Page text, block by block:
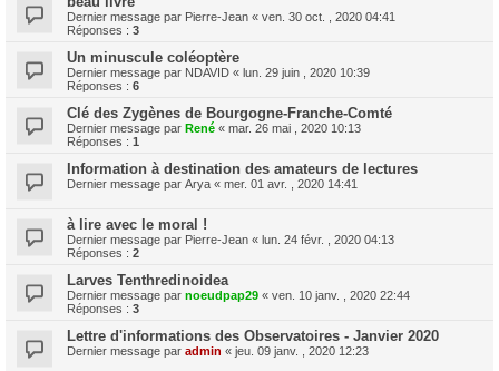
Dernier message par Pierre-Jean « ven. 30 oct. , 2020 04:41
Réponses : 3
Un minuscule coléoptère
Dernier message par NDAVID « lun. 29 juin , 2020 10:39
Réponses : 6
Clé des Zygènes de Bourgogne-Franche-Comté
Dernier message par René « mar. 26 mai , 2020 10:13
Réponses : 1
Information à destination des amateurs de lectures
Dernier message par Arya « mer. 01 avr. , 2020 14:41
à lire avec le moral !
Dernier message par Pierre-Jean « lun. 24 févr. , 2020 04:13
Réponses : 2
Larves Tenthredinoidea
Dernier message par noeudpap29 « ven. 10 janv. , 2020 22:44
Réponses : 3
Lettre d'informations des Observatoires - Janvier 2020
Dernier message par admin « jeu. 09 janv. , 2020 12:23